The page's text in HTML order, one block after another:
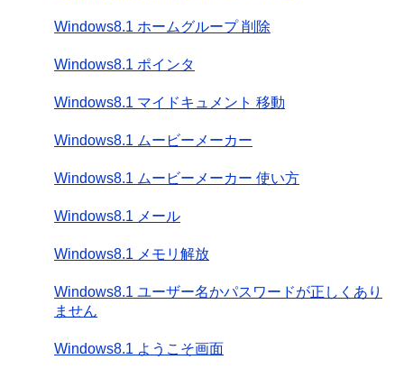
Windows8.1 ホームグループ 削除
Windows8.1 ポインタ
Windows8.1 マイドキュメント 移動
Windows8.1 ムービーメーカー
Windows8.1 ムービーメーカー 使い方
Windows8.1 メール
Windows8.1 メモリ解放
Windows8.1 ユーザー名かパスワードが正しくあり
ません
Windows8.1 ようこそ画面